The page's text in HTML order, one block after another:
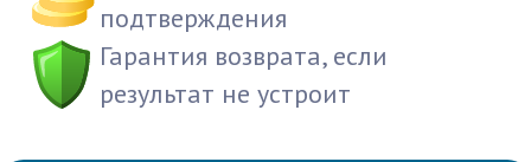
подтверждения
Гарантия возврата, если
результат не устроит